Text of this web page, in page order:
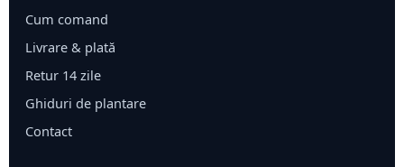
Cum comand
Livrare & plată
Retur 14 zile
Ghiduri de plantare
Contact